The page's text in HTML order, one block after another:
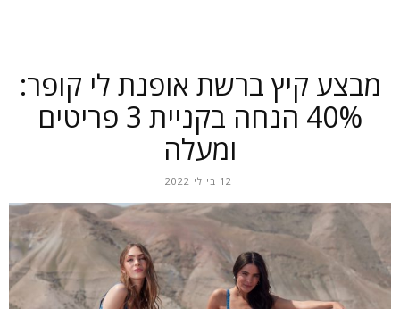
מבצע קיץ ברשת אופנת לי קופר:
40% הנחה בקניית 3 פריטים
ומעלה
12 ביולי 2022